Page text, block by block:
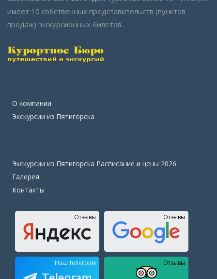
имеет 10 собственных представительств (пунктов
продаж) экскурсионных билетов.
О компании
Экскурсии из Пятигорска
Экскурсии из Пятигорска Расписание и цены 2026
Галерея
Контакты
Отзывы Отзывы
Наш телеграм Отзывы